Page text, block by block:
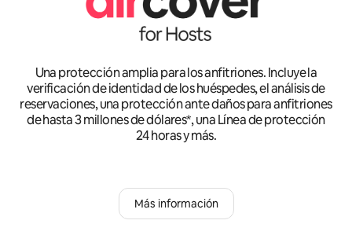
Una protección amplia para los anfitriones. Incluye la
verificación de identidad de los huéspedes, el análisis de
reservaciones, una protección ante daños para anfitriones
de hasta 3 millones de dólares*, una Línea de protección
24 horas y más.
Más información